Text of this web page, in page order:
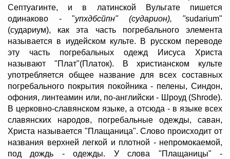
Септуагинте, и в латинской Вульгате пишется
одинаково - "упхдбсйпн" (сударион), "sudarium"
(судариум), как эта часть погребального элемента
называется в иудейском культе. В русском переводе
эту часть погребальных одежд Иисуса Христа
называют "Плат"(Платок). В христианском культе
употребляется общее название для всех составных
погребального покрытия покойника - пелены, Синдон,
офония, линтеамин или, по-английски - Шроуд (Shrode).
В церковно-славянском языке, а отсюда - в языке всех
славянских народов, погребальные одежды, саван,
Христа называется "Плащаница". Слово происходит от
названия верхней легкой и плотной - непромокаемой,
под дождь - одежды. У слова "Плащаницы" -